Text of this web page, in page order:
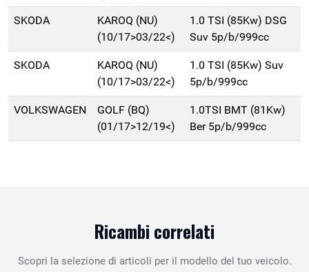
SKODA
KAROQ (NU)
(10/17>03/22<)
1.0 TSI (85Kw) DSG
Suv 5p/b/999cc
SKODA
KAROQ (NU)
(10/17>03/22<)
1.0 TSI (85Kw) Suv
5p/b/999cc
VOLKSWAGEN
GOLF (BQ)
(01/17>12/19<)
1.0TSI BMT (81Kw)
Ber 5p/b/999cc
Ricambi correlati
Scopri la selezione di articoli per il modello del tuo veicolo.